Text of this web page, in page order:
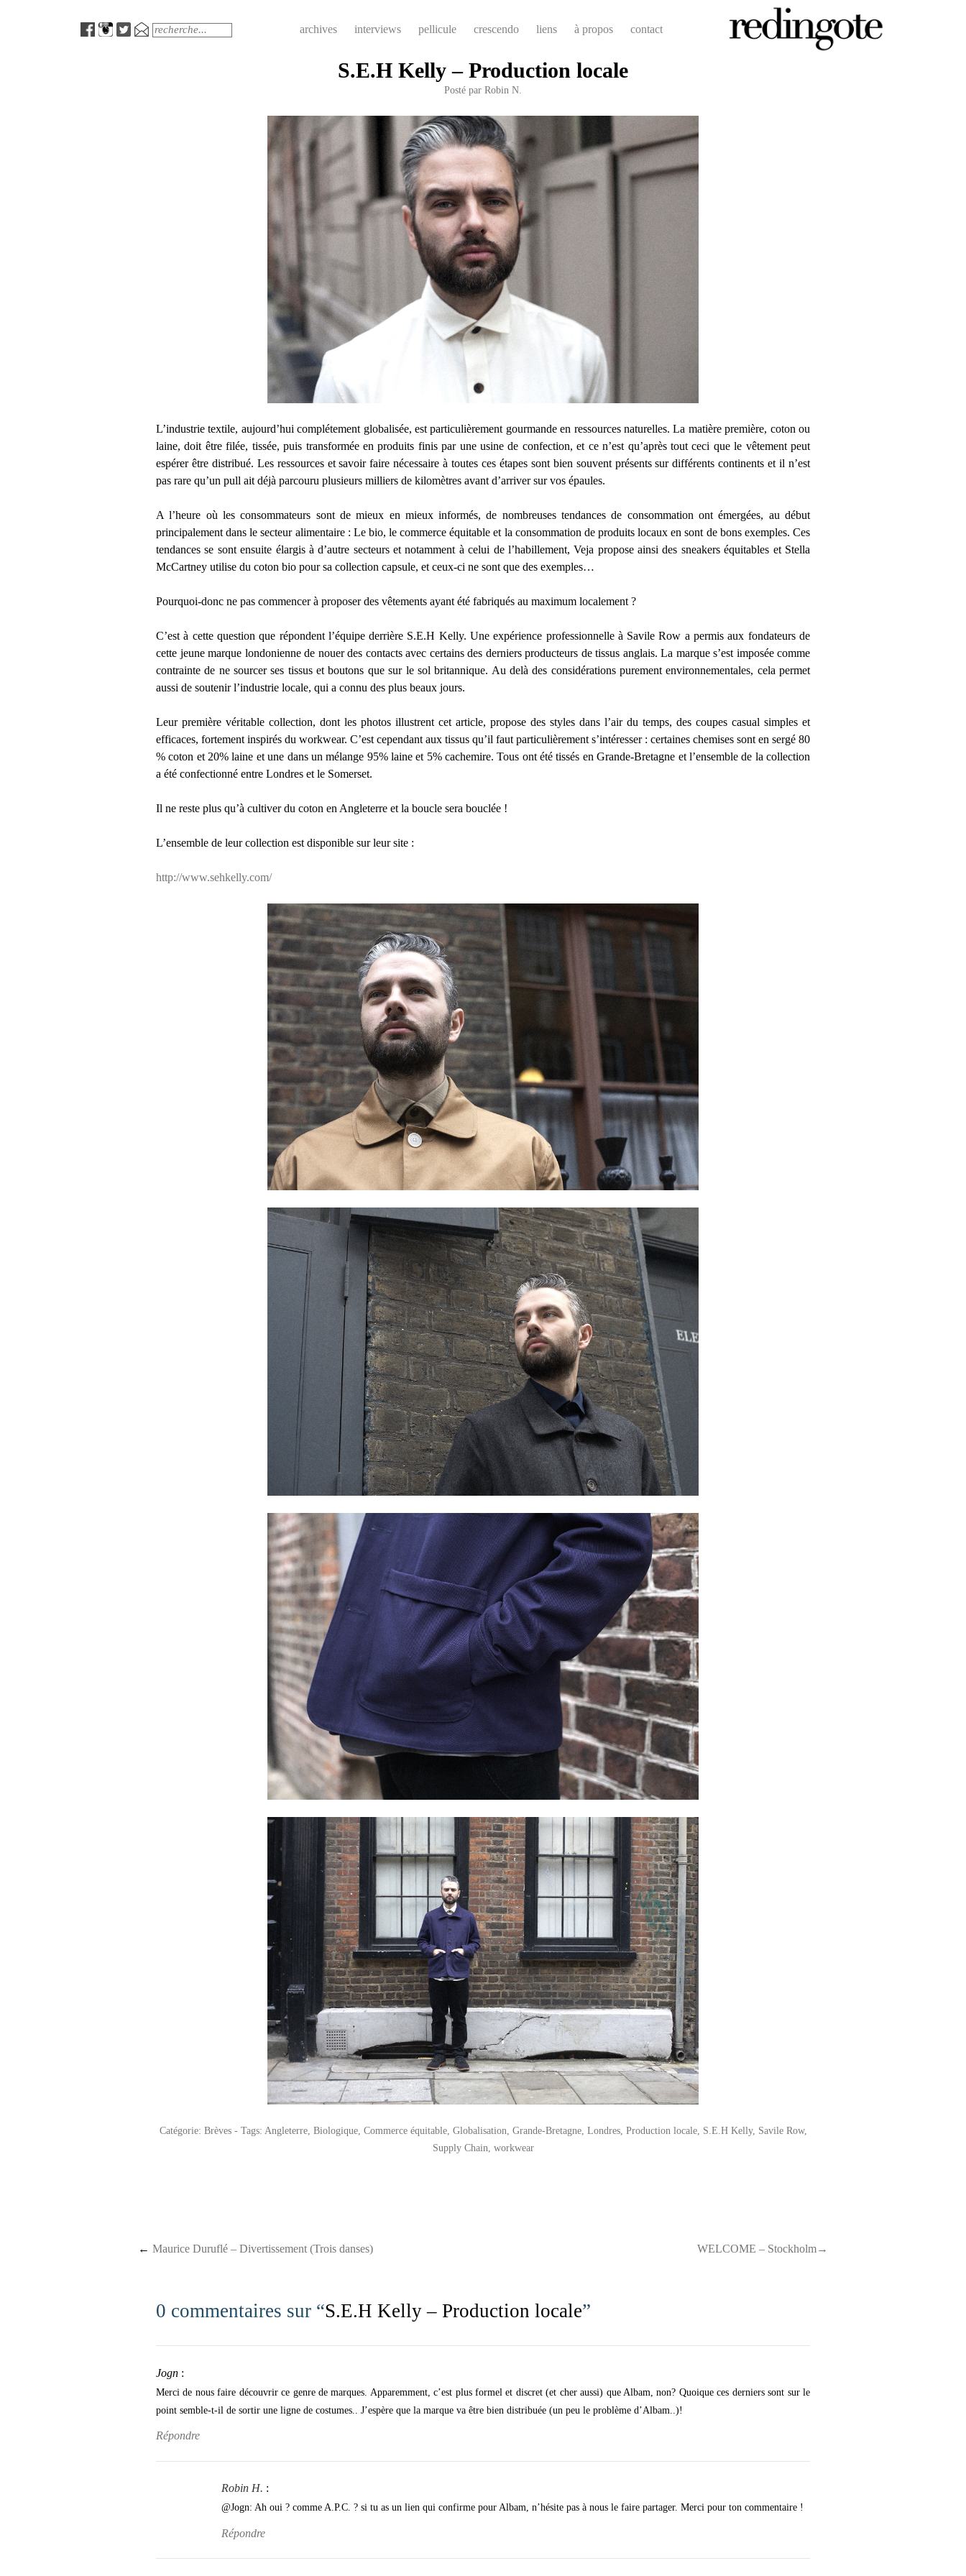
MenuSearch archives interviews pellicule crescendo liens à propos contact
S.E.H Kelly – Production locale
Posté par Robin N.
L’industrie textile, aujourd’hui complétement globalisée, est particulièrement gourmande en ressources naturelles. La matière première, coton ou
laine, doit être filée, tissée, puis transformée en produits finis par une usine de confection, et ce n’est qu’après tout ceci que le vêtement peut
espérer être distribué. Les ressources et savoir faire nécessaire à toutes ces étapes sont bien souvent présents sur différents continents et il n’est
pas rare qu’un pull ait déjà parcouru plusieurs milliers de kilomètres avant d’arriver sur vos épaules.
A l’heure où les consommateurs sont de mieux en mieux informés, de nombreuses tendances de consommation ont émergées, au début
principalement dans le secteur alimentaire : Le bio, le commerce équitable et la consommation de produits locaux en sont de bons exemples. Ces
tendances se sont ensuite élargis à d’autre secteurs et notamment à celui de l’habillement, Veja propose ainsi des sneakers équitables et Stella
McCartney utilise du coton bio pour sa collection capsule, et ceux-ci ne sont que des exemples…
Pourquoi-donc ne pas commencer à proposer des vêtements ayant été fabriqués au maximum localement ?
C’est à cette question que répondent l’équipe derrière S.E.H Kelly. Une expérience professionnelle à Savile Row a permis aux fondateurs de
cette jeune marque londonienne de nouer des contacts avec certains des derniers producteurs de tissus anglais. La marque s’est imposée comme
contrainte de ne sourcer ses tissus et boutons que sur le sol britannique. Au delà des considérations purement environnementales, cela permet
aussi de soutenir l’industrie locale, qui a connu des plus beaux jours.
Leur première véritable collection, dont les photos illustrent cet article, propose des styles dans l’air du temps, des coupes casual simples et
efficaces, fortement inspirés du workwear. C’est cependant aux tissus qu’il faut particulièrement s’intéresser : certaines chemises sont en sergé 80
% coton et 20% laine et une dans un mélange 95% laine et 5% cachemire. Tous ont été tissés en Grande-Bretagne et l’ensemble de la collection
a été confectionné entre Londres et le Somerset.
Il ne reste plus qu’à cultiver du coton en Angleterre et la boucle sera bouclée !
L’ensemble de leur collection est disponible sur leur site :
http://www.sehkelly.com/
Catégorie: Brèves- Tags: Angleterre, Biologique, Commerce équitable, Globalisation Grande-Bretagne, Londres, Production locale, S.E.H Kelly, Savile Row,
Supply Chain workwear
Post navigation
← Maurice Duruflé – Divertissement (Trois danses) WELCOME – Stockholm→
0 commentaires sur “S.E.H Kelly – Production locale”
Jogn :
Merci de nous faire découvrir ce genre de marques. Apparemment, c’est plus formel et discret (et cher aussi) que Albam, non? Quoique ces derniers sont sur le
point semble-t-il de sortir une ligne de costumes.. J’espère que la marque va être bien distribuée (un peu le problème d’Albam..)!
Répondre
Robin H. :
@Jogn: Ah oui ? comme A.P.C. ? si tu as un lien qui confirme pour Albam, n’hésite pas à nous le faire partager. Merci pour ton commentaire !
Répondre